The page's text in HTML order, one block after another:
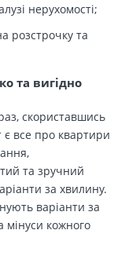
нерухомості;
розстрочку та
та вигідно
скориставшись
все про квартири
та зручний
за хвилину.
варіанти за
кожного